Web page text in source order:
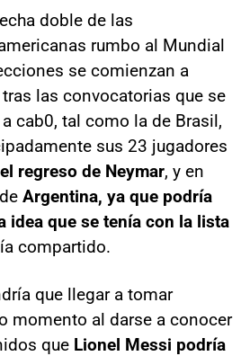
doble de las
rumbo al Mundial
se comienzan a
las convocatorias que se
cab0, tal como la de Brasil,
sus 23 jugadores
regreso de Neymar, y en
Argentina, ya que podría
idea que se tenía con la lista
compartido.
que llegar a tomar
momento al darse a conocer
que Lionel Messi podría